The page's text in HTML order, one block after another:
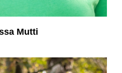
Mutti